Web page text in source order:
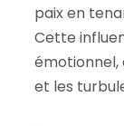
paix en
Cette
émotionnel,
et les